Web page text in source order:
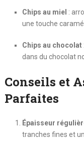
Chips au miel :
une touche
Chips au chocolat
dans du chocolat
Conseils et
Parfaites
Épaisseur
tranches fines et